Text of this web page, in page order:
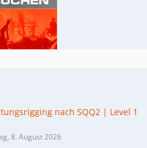
nach SQQ2 | Level 1
8. August 2026